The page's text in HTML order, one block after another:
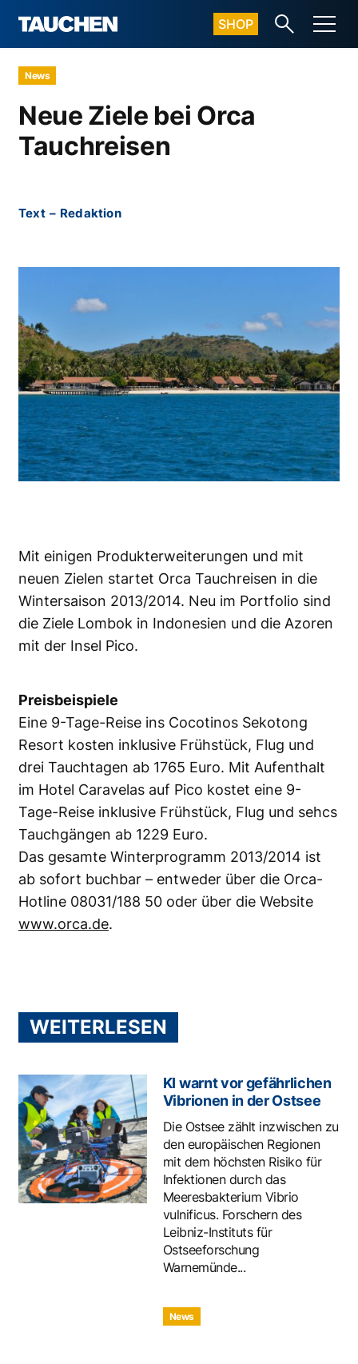
SHOP
News
Neue Ziele bei Orca
Tauchreisen
Text – Redaktion
Mit einigen Produkterweiterungen und mit
neuen Zielen startet Orca Tauchreisen in die
Wintersaison 2013/2014. Neu im Portfolio sind
die Ziele Lombok in Indonesien und die Azoren
mit der Insel Pico.
Preisbeispiele
Eine 9-Tage-Reise ins Cocotinos Sekotong
Resort kosten inklusive Frühstück, Flug und
drei Tauchtagen ab 1765 Euro. Mit Aufenthalt
im Hotel Caravelas auf Pico kostet eine 9-
Tage-Reise inklusive Frühstück, Flug und sehcs
Tauchgängen ab 1229 Euro.
Das gesamte Winterprogramm 2013/2014 ist
ab sofort buchbar – entweder über die Orca-
Hotline 08031/188 50 oder über die Website
www.orca.de.
WEITERLESEN
KI warnt vor gefährlichen
Vibrionen in der Ostsee
Die Ostsee zählt inzwischen zu
den europäischen Regionen
mit dem höchsten Risiko für
Infektionen durch das
Meeresbakterium Vibrio
vulnificus. Forschern des
Leibniz-Instituts für
Ostseeforschung
Warnemünde...
News